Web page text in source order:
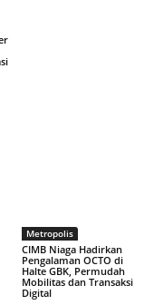
Metropolis
CIMB Niaga Hadirkan
Pengalaman OCTO di
Halte GBK, Permudah
Mobilitas dan Transaksi
Digital